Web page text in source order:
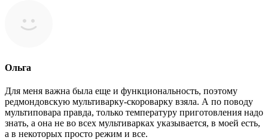
Ольга
Для меня важна была еще и функциональность, поэтому
редмондовскую мультиварку-скороварку взяла. А по поводу
мультиповара правда, только температуру приготовления надо
знать, а она не во всех мультиварках указывается, в моей есть,
а в некоторых просто режим и все.